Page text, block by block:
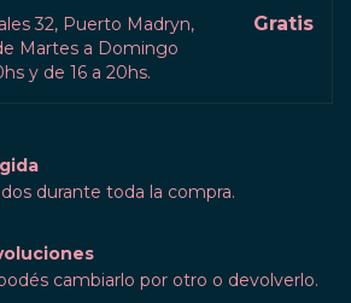
32, Puerto Madryn,
Martes a Domingo
y de 16 a 20hs.
Gratis
durante toda la compra.
cambiarlo por otro o devolverlo.